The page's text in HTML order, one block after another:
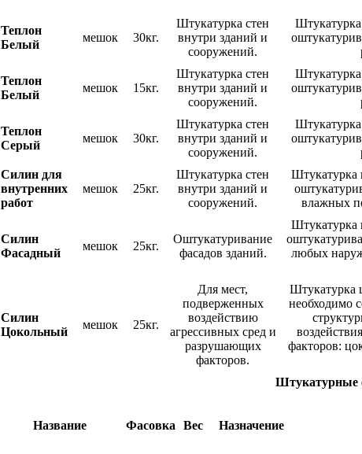
Теплон
Белый
мешок 30кг.
Штукатурка стен
внутри зданий и
сооружений.
Штукатурка
Теплон
Белый
мешок 15кг.
Штукатурка стен
внутри зданий и
сооружений.
Штукатурка
Теплон
Серый
мешок 30кг.
Штукатурка стен
внутри зданий и
сооружений.
Штукатурка
Силин для
внутренних
работ
мешок 25кг.
Штукатурка стен
внутри зданий и
сооружений.
Штукатурка
влажных
Силин
Фасадный
мешок 25кг.
Оштукатуривание
фасадов зданий.
Штукатурка
любых
Силин
Цокольный
мешок 25кг.
Для мест,
подверженных
воздействию
агрессивных сред и
разрушающих
факторов.
Штукатурка
необходимо
факторов:
Штукатурные
Название Фасовка Вес Назначение